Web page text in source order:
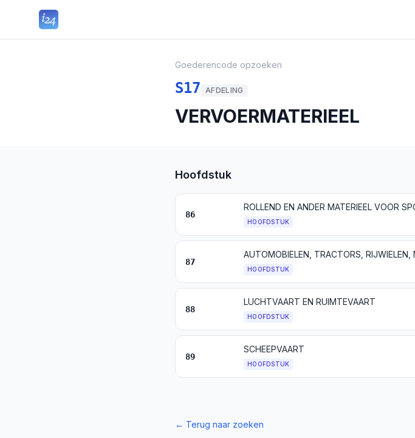
Goederencode opzoeken
S17 AFDELING
VERVOERMATERIEEL
Hoofdstuk
86
HOOFDSTUK
87
HOOFDSTUK
88
LUCHTVAART EN RUIMTEVAART
HOOFDSTUK
89
SCHEEPVAART
HOOFDSTUK
← Terug naar zoeken